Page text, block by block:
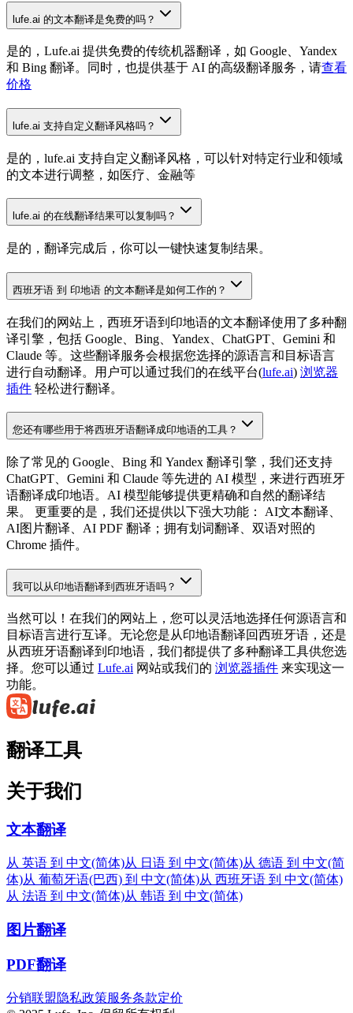
lufe.ai 的文本翻译是免费的吗？
是的，Lufe.ai 提供免费的传统机器翻译，如 Google、Yandex
和 Bing 翻译。同时，也提供基于 AI 的高级翻译服务，请查看
价格
lufe.ai 支持自定义翻译风格吗？
是的，lufe.ai 支持自定义翻译风格，可以针对特定行业和领域
的文本进行调整，如医疗、金融等
lufe.ai 的在线翻译结果可以复制吗？
是的，翻译完成后，你可以一键快速复制结果。
西班牙语 到 印地语 的文本翻译是如何工作的？
在我们的网站上，西班牙语到印地语的文本翻译使用了多种翻
译引擎，包括 Google、Bing、Yandex、ChatGPT、Gemini 和
Claude 等。这些翻译服务会根据您选择的源语言和目标语言
进行自动翻译。用户可以通过我们的在线平台(lufe.ai) 浏览器
插件 轻松进行翻译。
您还有哪些用于将西班牙语翻译成印地语的工具？
除了常见的 Google、Bing 和 Yandex 翻译引擎，我们还支持
ChatGPT、Gemini 和 Claude 等先进的 AI 模型，来进行西班牙
语翻译成印地语。AI 模型能够提供更精确和自然的翻译结
果。 更重要的是，我们还提供以下强大功能： AI文本翻译、
AI图片翻译、AI PDF 翻译；拥有划词翻译、双语对照的
Chrome 插件。
我可以从印地语翻译到西班牙语吗？
当然可以！在我们的网站上，您可以灵活地选择任何源语言和
目标语言进行互译。无论您是从印地语翻译回西班牙语，还是
从西班牙语翻译到印地语，我们都提供了多种翻译工具供您选
择。您可以通过 Lufe.ai 网站或我们的 浏览器插件 来实现这一
功能。
翻译工具
关于我们
文本翻译
从 英语 到 中文(简体)从 日语 到 中文(简体)从 德语 到 中文(简
体)从 葡萄牙语(巴西) 到 中文(简体)从 西班牙语 到 中文(简体)
从 法语 到 中文(简体)从 韩语 到 中文(简体)
图片翻译
PDF翻译
分销联盟隐私政策服务条款定价